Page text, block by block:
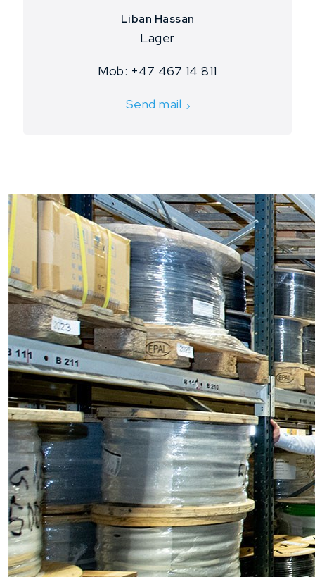
Liban Hassan
​Lager
Mob: +47 467 14 811
Send mail